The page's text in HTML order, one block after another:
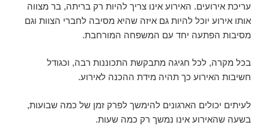
עריכת אירועים. האירוע אינו צריך להיות רק בריתה, בר מצווה
אותו אירוע יוכל להיות גם איזה שהיא מסיבה לחברי הצוות וגם
מסיבות הפתעה יחד עם המשפחה המורחבת.
בכל מקרה, לכל חגיגה מתבקשת התכוננות רבה, וכגודל
חשיבות האירוע כך תהיה מידת ההכנה לאירוע.
לעיתים יכולים הארגונים להימשך לפרק זמן של כמה שבועות,
בשעה שהאירוע אינו נמשך רק כמה שעות.